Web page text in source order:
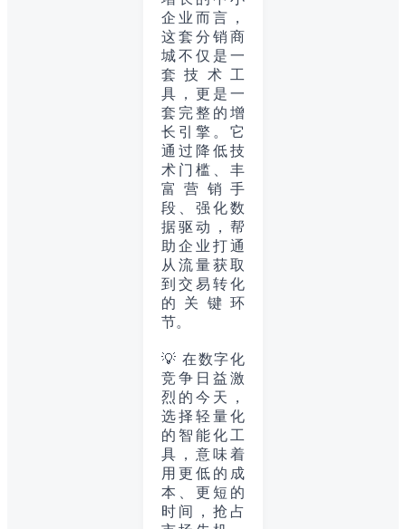
企业而言，
这套分销商
城不仅是一
套技术工
具，更是一
套完整的增
长引擎。它
通过降低技
术门槛、丰
富营销手
段、强化数
据驱动，帮
助企业打通
从流量获取
到交易转化
的关键环
节。
💡 在数字化
竞争日益激
烈的今天，
选择轻量化
的智能化工
具，意味着
用更低的成
本、更短的
时间，抢占